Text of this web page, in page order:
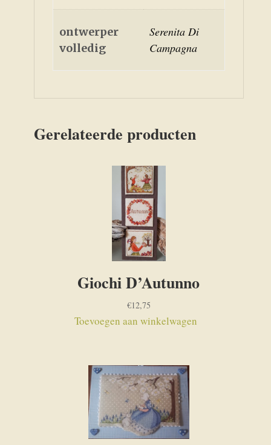
ontwerper
volledig
Serenita Di
Campagna
Gerelateerde producten
Giochi D’Autunno
€12,75
Toevoegen aan winkelwagen